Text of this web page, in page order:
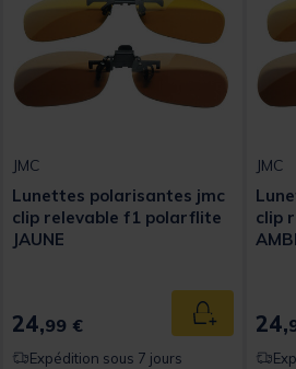
JMC
Lunettes polarisantes jmc
clip relevable f1 polarflite
JAUNE
24,99 € Ajouter au
Expédition sous 7 jours
JMC
clip
24,